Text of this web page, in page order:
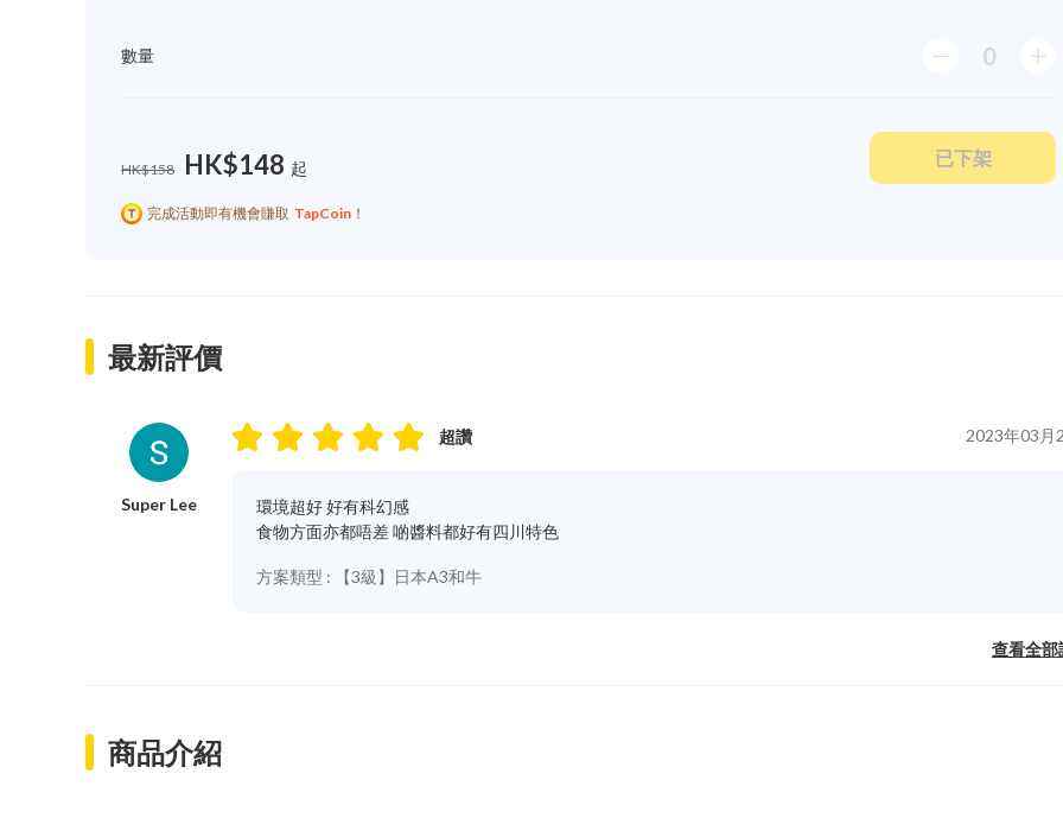
數量 0
HK$158 HK$148 起 已下架
完成活動即有機會賺取 TapCoin ！
最新評價
Super Lee
超讚 2023年03月
環境超好 好有科幻感
食物方面亦都唔差 啲醬料都好有四川特色
方案類型 : 【3級】日本A3和牛
查看全部
商品介紹